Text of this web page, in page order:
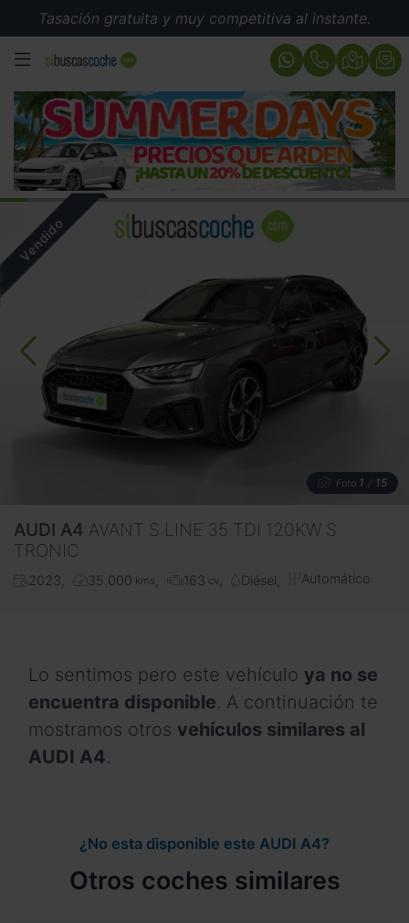
Tasación gratuita y muy competitiva al instante.
MENÚ
Foto 1 / 15
AUDI A4 AVANT S LINE 35 TDI 120KW S
TRONIC
2023 35.000 kms 163 cv Diésel Automático
Lo sentimos pero este vehículo ya no se
encuentra disponible. A continuación te
mostramos otros vehículos similares al
AUDI A4.
¿No esta disponible este AUDI A4?
Otros coches similares